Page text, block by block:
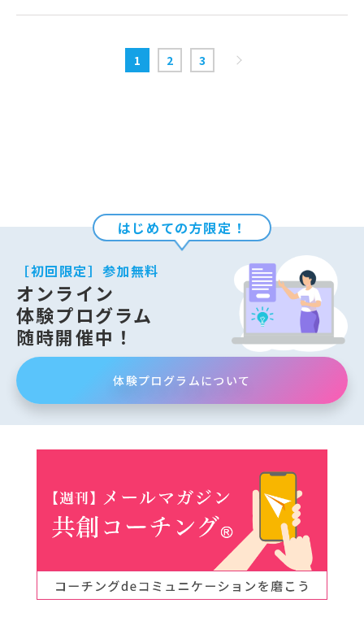
1 2 3
はじめての方限定！
［初回限定］参加無料
オンライン
体験プログラム
随時開催中！
体験プログラムについて